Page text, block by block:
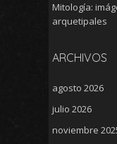
Mitología:
arquetipales
ARCHIVOS
agosto 2026
julio 2026
noviembre